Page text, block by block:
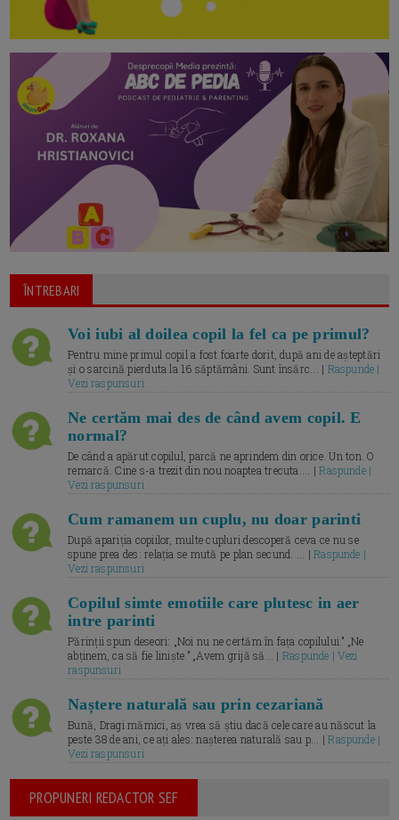
ÎNTREBARI
Voi iubi al doilea copil la fel ca pe primul?
Pentru mine primul copil a fost foarte dorit, după ani de așteptări
și o sarcină pierduta la 16 săptămâni. Sunt însărc... | Raspunde |
Vezi raspunsuri
Ne certăm mai des de când avem copil. E
normal?
De când a apărut copilul, parcă ne aprindem din orice. Un ton. O
remarcă. Cine s-a trezit din nou noaptea trecuta.... |Raspunde |
Vezi raspunsuri
Cum ramanem un cuplu, nu doar parinti
După apariția copiilor, multe cupluri descoperă ceva ce nu se
spune prea des: relația se mută pe plan secund. ... |Raspunde |
Vezi raspunsuri
Copilul simte emotiile care plutesc in aer
intre parinti
Părinții spun deseori: „Noi nu ne certăm în fața copilului.” „Ne
abținem, ca să fie liniște.” „Avem grijă să... | Raspunde | Vezi
raspunsuri
Naștere naturală sau prin cezariană
Bună, Dragi mămici, aș vrea să știu dacă cele care au născut la
peste 38 de ani, ce ați ales: nașterea naturală sau p... |Raspunde |
Vezi raspunsuri
PROPUNERI REDACTOR SEF